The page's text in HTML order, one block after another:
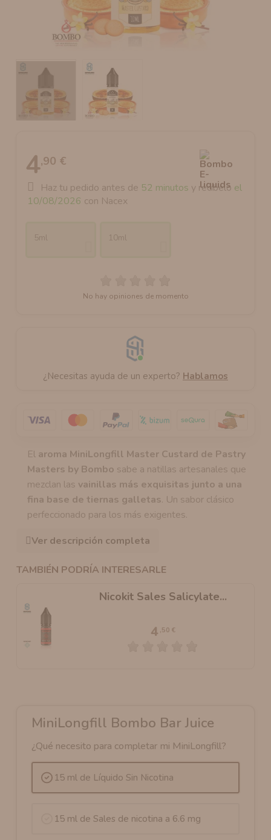
El aroma MiniLongfill Master Custard de Pastry
Masters by Bombo sabe a natillas artesanales que
mezclan las vainillas más exquisitas junto a una
fina base de tiernas galletas. Un sabor clásico
perfeccionado para los más exigentes.
Ver descripción completa
TAMBIÉN PODRÍA INTERESARLE
Nicokit Sales Salicylate...
4 ,50 €
4,90 €
Haz tu pedido antes de 52 minutos y recíbelo el
10/08/2026 con Nacex
5ml 10ml
No hay opiniones de momento
¿Necesitas ayuda de un experto? Hablamos
MiniLongfill Bombo Bar Juice
¿Qué necesito para completar mi MiniLongfill?
15 ml de Líquido Sin Nicotina
15 ml de Sales de nicotina a 6.6 mg
AROMANIC
RESISTENCIAS ARTESANALES RECOMENDADAS
ATOMIZADOR DEAD RABBIT RDA
ATOMIZADOR DEAD RABBIT RTA